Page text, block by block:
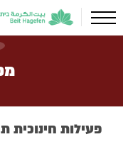
פעילות חינוכית